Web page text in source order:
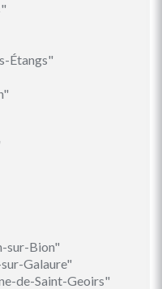
Étangs"
sur-Bion"
Galaure"
de-Saint-Geoirs"